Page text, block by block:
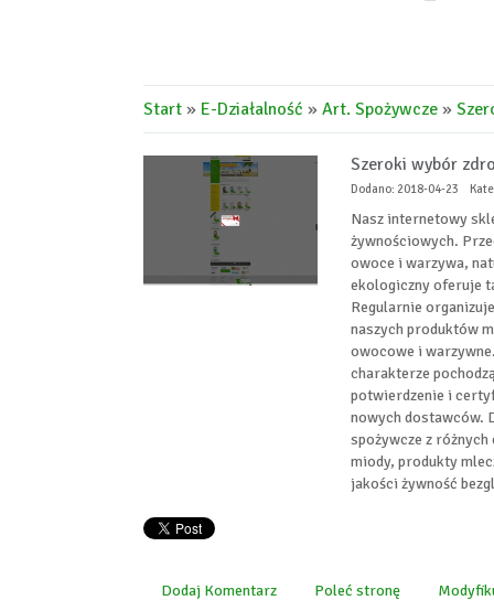
Start » E-Działalność » Art. Spożywcze »
Szeroki wybór
Dodano: 2018-04-23
Nasz internetowy
żywnościowych.
owoce i warzywa,
ekologiczny oferuje
Regularnie
naszych produktów
owocowe i
charakterze
potwierdzenie i
nowych dostawców.
spożywcze z różnych
miody, produkty
jakości żywność
Dodaj Komentarz Poleć stronę